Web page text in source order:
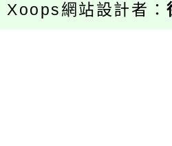
Xoops網站設計者：